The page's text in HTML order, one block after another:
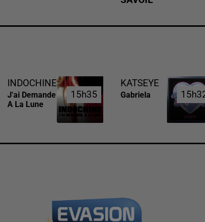
INDOCHINE
J'ai Demande
A La Lune
15h35
15h35
KATSEYE
Gabriela